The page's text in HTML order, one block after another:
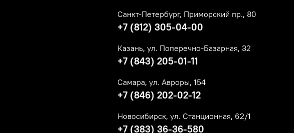
Санкт-Петербург, Приморский пр., 80
+7 (812) 305-04-00
Казань, ул. Поперечно-Базарная, 32
+7 (843) 205-01-11
Самара, ул. Авроры, 154
+7 (846) 202-02-12
Новосибирск, ул. Станционная, 62/1
+7 (383) 36-36-580